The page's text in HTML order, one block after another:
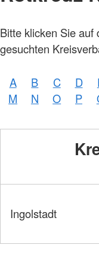
Bitte klicken Sie auf
gesuchten
A B C D
M
N O P
Ingolstadt